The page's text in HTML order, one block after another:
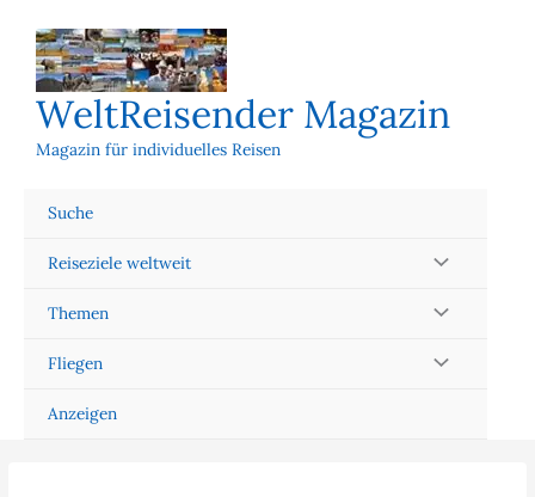
Inhalt
springen
WeltReisender Magazin
Magazin für individuelles Reisen
Suche
Reiseziele weltweit
Themen
Fliegen
Anzeigen